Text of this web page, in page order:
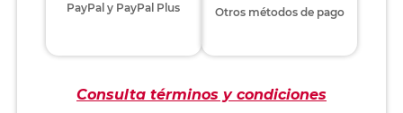
PayPal y PayPal Plus Otros métodos de pago
Consulta términos y condiciones